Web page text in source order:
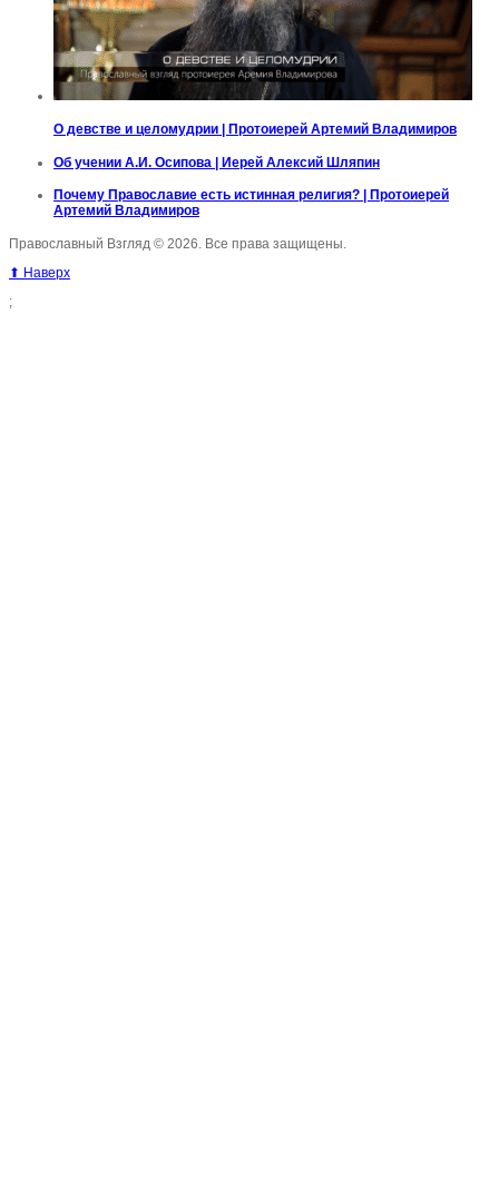
О девстве и целомудрии | Протоиерей Артемий Владимиров
Об учении А.И. Осипова | Иерей Алексий Шляпин
Почему Православие есть истинная религия? | Протоиерей
Артемий Владимиров
Православный Взгляд © 2026. Все права защищены.
⬆ Наверх
;